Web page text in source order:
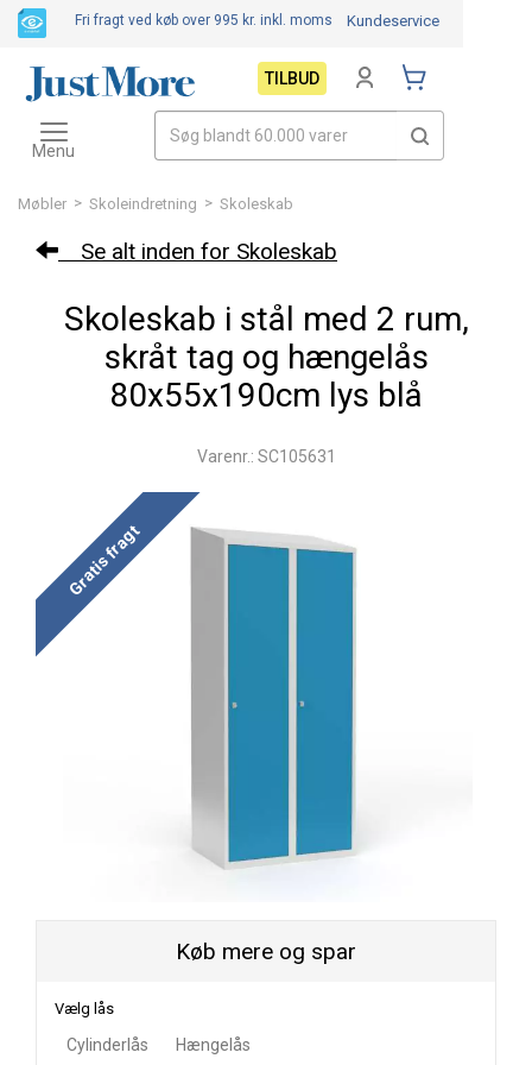
Møbler > Skoleindretning > Skoleskab
Se alt inden for Skoleskab
Skoleskab i stål med 2 rum,
skråt tag og hængelås
80x55x190cm lys blå
Varenr.: SC105631
Gratis fragt
Køb mere og spar
Vælg lås
Cylinderlås Hængelås
Fri fragt ved køb over 995 kr. inkl. moms Kundeservice
TILBUD
Toggle
navigation
Menu